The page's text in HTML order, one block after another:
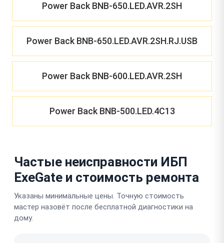
Power Back BNB-650.LED.AVR.2SH
Power Back BNB-650.LED.AVR.2SH.RJ.USB
Power Back BNB-600.LED.AVR.2SH
Power Back BNB-500.LED.4C13
Частые неисправности ИБП
ExeGate и стоимость ремонта
Указаны минимальные цены. Точную стоимость
мастер назовёт после бесплатной диагностики на
дому.